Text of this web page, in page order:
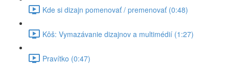
Kde si dizajn pomenovať / premenovať (0:48)
Kôš: Vymazávanie dizajnov a multimédií (1:27)
Pravítko (0:47)